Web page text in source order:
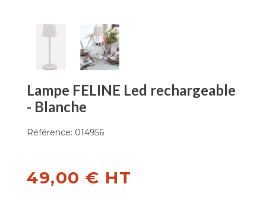
Lampe FELINE Led rechargeable
- Blanche
Référence: 014956
49,00 € HT